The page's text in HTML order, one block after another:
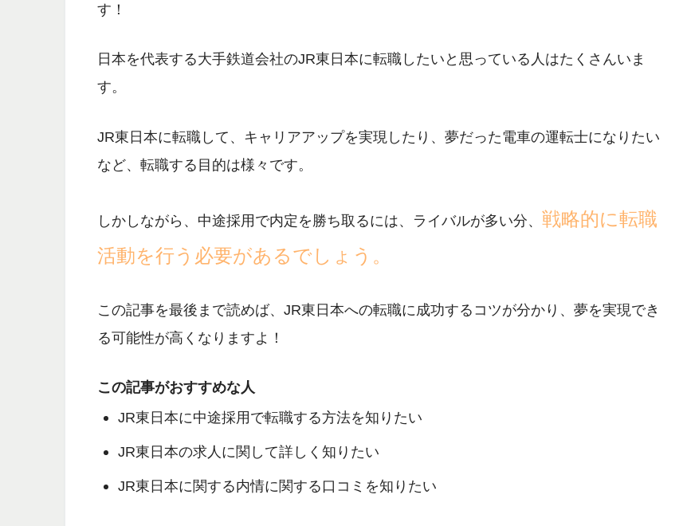
す！
日本を代表する大手鉄道会社のJR東日本に転職したいと思っている人はたくさんいま
す。
JR東日本に転職して、キャリアアップを実現したり、夢だった電車の運転士になりたい
など、転職する目的は様々です。
しかしながら、中途採用で内定を勝ち取るには、ライバルが多い分、 戦略的に転職
活動を行う必要があるでしょう。
この記事を最後まで読めば、JR東日本への転職に成功するコツが分かり、 夢を実現でき
る可能性が高くなりますよ！
この記事がおすすめな人
JR東日本に中途採用で転職する方法を知りたい
JR東日本の求人に関して詳しく知りたい
JR東日本に関する内情に関する口コミを知りたい